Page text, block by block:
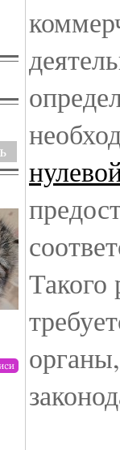
от drunktwi
Такого